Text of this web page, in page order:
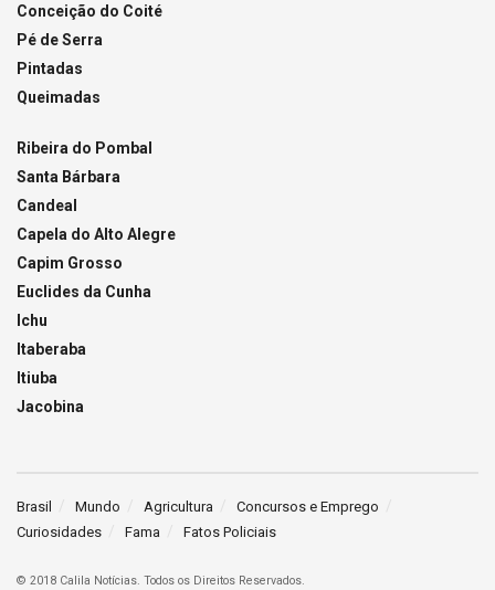
Conceição do Coité
Pé de Serra
Pintadas
Queimadas
Ribeira do Pombal
Santa Bárbara
Candeal
Capela do Alto Alegre
Capim Grosso
Euclides da Cunha
Ichu
Itaberaba
Itiuba
Jacobina
Brasil Mundo Agricultura
Concursos e Emprego
Curiosidades
Fama Fatos Policiais
© 2018 Calila Notícias. Todos os Direitos Reservados.